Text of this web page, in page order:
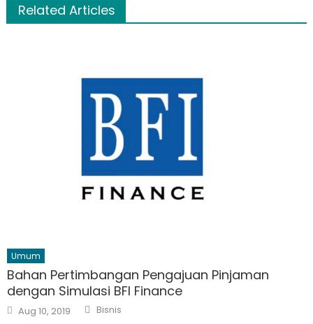
Related Articles
Umum
Bahan Pertimbangan Pengajuan Pinjaman
dengan Simulasi BFI Finance
Posted
on
Aug 10, 2019 Author
Bisnis